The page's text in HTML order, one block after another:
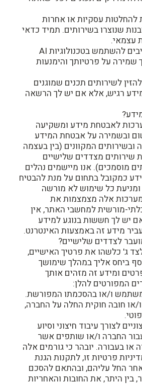
עסקיות או אחרות
שנוצרו בשירותים. תמיד כדאי
עצמאי.
בנוסף, אנחנו מתחייבים להשתמש בטכנולוגיות AI
שמירה על פרטיותך והימנעות
לשירותים תכנים שמוגנים
מידע רגיש, אלא אם יש לך הרשאה
לאבטחת מידע ומשקיעה
ובשמירה על אבטחת המידע
המקוונים (בין בעצמה
שירותים מצדדים שלישיים
מוסמכים). אנו מיישמים נהלים
כמקובל בתחום על מנת להבטיח
כל שימוש לא מורשה
אלה מצמצמות את
מורשית למחשבי האתר, אין
יש לך חששות בנוגע למידע
מידע זה באמצעות האינטרנט.
לצדדים שלישיים?
ג' כלשהו את פרטיך האישיים,
ביחס אליך במהלך שימושך
ומידע זה מזהים אותך
המפורטים להלן:
או חובה חוקית החלה על החברה,
לצורך עיבוד חיצוני וסיוע
החברה ו/או שותפים אשר
בעבורה. יובהר כי גורמים אלה
פרטיות זו, לתקנות הגנת
אחר החל עליהם, ובהתאם להסכם
בין היתר, את החובות והאחריות